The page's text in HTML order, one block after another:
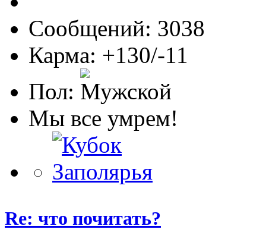
Сообщений: 3038
Карма: +130/-11
Пол:
Мы все умрем!
Re: что почитать?